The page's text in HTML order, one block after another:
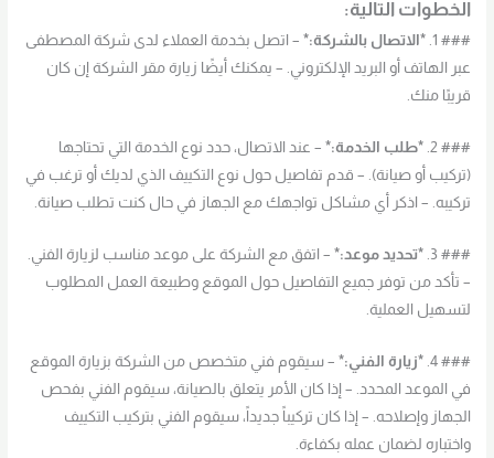
الخطوات التالية:
### 1. *الاتصال بالشركة:* – اتصل بخدمة العملاء لدى شركة المصطفى
عبر الهاتف أو البريد الإلكتروني. – يمكنك أيضًا زيارة مقر الشركة إن كان
قريبًا منك.
### 2. *طلب الخدمة:* – عند الاتصال، حدد نوع الخدمة التي تحتاجها
(تركيب أو صيانة). – قدم تفاصيل حول نوع التكييف الذي لديك أو ترغب في
تركيبه. – اذكر أي مشاكل تواجهك مع الجهاز في حال كنت تطلب صيانة.
### 3. *تحديد موعد:* – اتفق مع الشركة على موعد مناسب لزيارة الفني.
– تأكد من توفر جميع التفاصيل حول الموقع وطبيعة العمل المطلوب
لتسهيل العملية.
### 4. *زيارة الفني:* – سيقوم فني متخصص من الشركة بزيارة الموقع
في الموعد المحدد. – إذا كان الأمر يتعلق بالصيانة، سيقوم الفني بفحص
الجهاز وإصلاحه. – إذا كان تركيباً جديداً، سيقوم الفني بتركيب التكييف
واختباره لضمان عمله بكفاءة.